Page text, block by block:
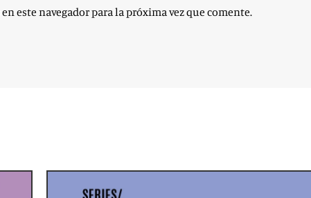
este navegador para la próxima vez que comente.